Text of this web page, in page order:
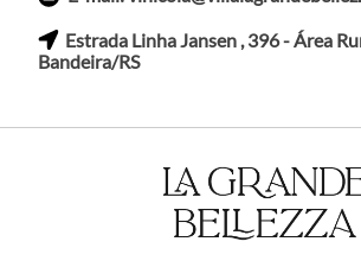
Estrada Linha Jansen , 396 - Área
Bandeira/RS